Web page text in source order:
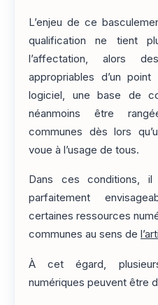
L’enjeu de ce
qualification ne tient
l’affectation, alors
appropriables d’un
logiciel, une base de
néanmoins être
communes dès lors
voue à l’usage de tous.
Dans ces conditions,
parfaitement
certaines ressources
communes au sens de
À cet égard,
numériques peuvent être